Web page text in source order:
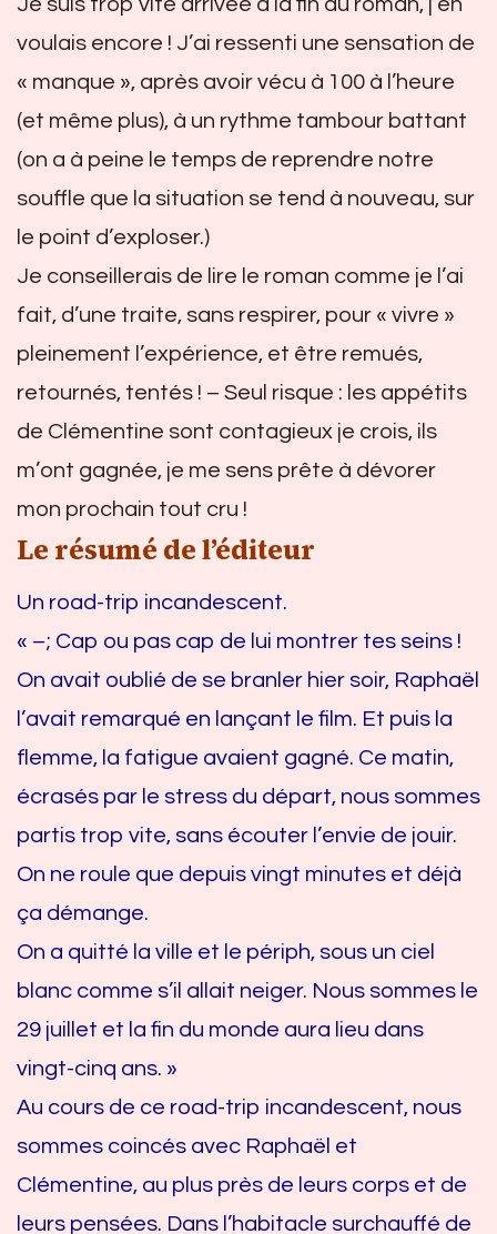
voulais encore ! J’ai ressenti une sensation de
« manque », après avoir vécu à 100 à l’heure
(et même plus), à un rythme tambour battant
(on a à peine le temps de reprendre notre
souffle que la situation se tend à nouveau, sur
le point d’exploser.)
Je conseillerais de lire le roman comme je l’ai
fait, d’une traite, sans respirer, pour « vivre »
pleinement l’expérience, et être remués,
retournés, tentés ! – Seul risque : les appétits
de Clémentine sont contagieux je crois, ils
m’ont gagnée, je me sens prête à dévorer
mon prochain tout cru !
Le résumé de l’éditeur
Un road-trip incandescent.
« –; Cap ou pas cap de lui montrer tes seins !
On avait oublié de se branler hier soir, Raphaël
l’avait remarqué en lançant le film. Et puis la
flemme, la fatigue avaient gagné. Ce matin,
écrasés par le stress du départ, nous sommes
partis trop vite, sans écouter l’envie de jouir.
On ne roule que depuis vingt minutes et déjà
ça démange.
On a quitté la ville et le périph, sous un ciel
blanc comme s’il allait neiger. Nous sommes le
29 juillet et la fin du monde aura lieu dans
vingt-cinq ans. »
Au cours de ce road-trip incandescent, nous
sommes coincés avec Raphaël et
Clémentine, au plus près de leurs corps et de
leurs pensées. Dans l’habitacle surchauffé de